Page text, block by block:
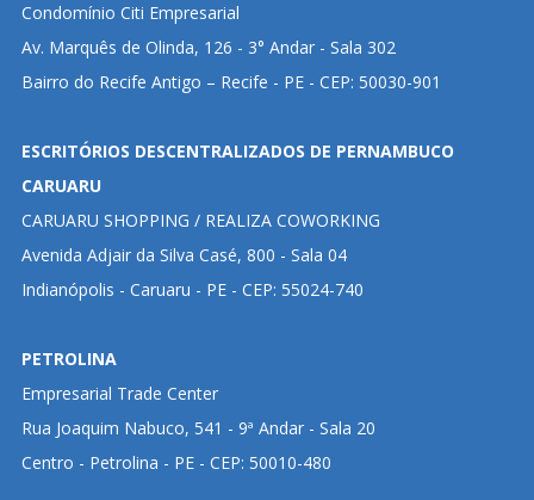
Condomínio Citi Empresarial
Av. Marquês de Olinda, 126 - 3° Andar - Sala 302
Bairro do Recife Antigo – Recife - PE - CEP: 50030-901
ESCRITÓRIOS DESCENTRALIZADOS DE PERNAMBUCO
CARUARU
CARUARU SHOPPING / REALIZA COWORKING
Avenida Adjair da Silva Casé, 800 - Sala 04
Indianópolis - Caruaru - PE - CEP: 55024-740
PETROLINA
Empresarial Trade Center
Rua Joaquim Nabuco, 541 - 9ª Andar - Sala 20
Centro - Petrolina - PE - CEP: 50010-480